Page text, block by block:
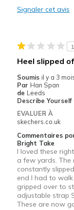
Travel
Sizing
Signaler cet avis
1
Heel slipped
Soumis il y a 3
Par Han Span
de Leeds
Describe Yourself
EVALUER À
skechers.co.uk
Commentaires
Bright Take
I loved these
a few yards. The
constantly
end I had to
gripped over to
adjustable strap
These are now